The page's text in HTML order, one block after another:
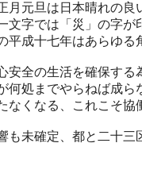
元旦は日本晴れの良
文字では「災」の字が
平成十七年はあらゆ
安全の生活を確保する
何処までやらねば成ら
なくなる、これこそ協
未確定、都と二十三